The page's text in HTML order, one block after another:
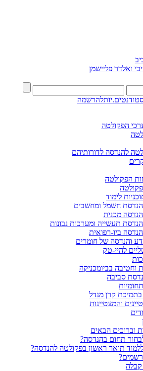
ואלדר פליישמן
להרשמה
הפקולטה
להנדסה לדורותיהם
הפקולטה
לימוד
חשמל ומחשבים
מכנית
תעשייה ומערכות נבונות
ביו-רפואית
והנדסה של חומרים
להיי-טק
וחטיבה בביומכניקה
סביבה
בתמיכת קרן מנדל
והמצטיינות
וברוכים הבאים
תחום בהנדסה?
תואר ראשון בפקולטה להנדסה?
קבלה